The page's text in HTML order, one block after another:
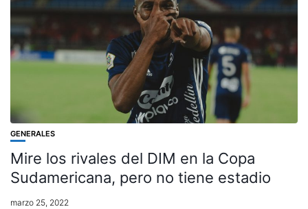
GENERALES
Mire los rivales del DIM en la Copa
Sudamericana, pero no tiene estadio
marzo 25, 2022